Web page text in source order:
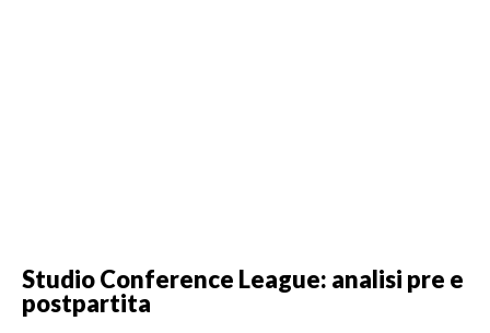
Studio Conference League: analisi pre e
postpartita